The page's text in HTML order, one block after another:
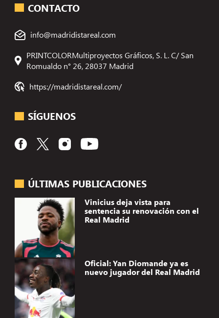
ÚLTIMAS PUBLICACIONES
Vinicius deja vista para
sentencia su renovación con el
Real Madrid
Oficial: Yan Diomande ya es
nuevo jugador del Real Madrid
CONTACTO
info@madridistareal.com
PRINTCOLORMultiproyectos Gráficos, S. L. C/ San
Romualdo n° 26, 28037 Madrid
https://madridistareal.com/
SÍGUENOS